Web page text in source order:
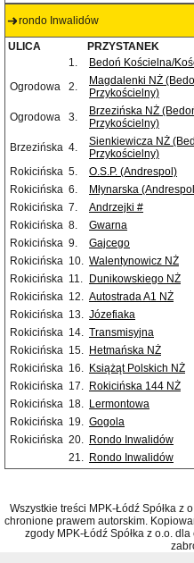
rondo Inwalidów
ULICA PRZYSTANEK
1.
Bedoń Kościelna/
Ogrodowa
2.
Magdalenki NŻ
Przykościelny)
Ogrodowa
3.
Brzezińska NŻ
Przykościelny)
Brzezińska 4.
Sienkiewicza NŻ
Przykościelny)
Rokicińska 5. O.S.P. (Andrespol)
Rokicińska 6. Młynarska
Rokicińska 7. Andrzejki #
Rokicińska 8. Gwarna
Rokicińska 9. Gajcego
Rokicińska 10. Walentynowicz NŻ
Rokicińska 11. Dunikowskiego NŻ
Rokicińska 12. Autostrada A1 NŻ
Rokicińska 13. Józefiaka
Rokicińska 14. Transmisyjna
Rokicińska 15. Hetmańska NŻ
Rokicińska 16. Książąt Polskich NŻ
Rokicińska 17. Rokicińska 144 NŻ
Rokicińska 18. Lermontowa
Rokicińska 19. Gogola
Rokicińska 20. Rondo Inwalidów
21. Rondo Inwalidów
Wszystkie treści MPK-Łódź Spółka z
chronione prawem autorskim.
zgody MPK-Łódź Spółka z o.o.